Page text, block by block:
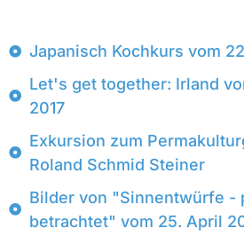
Japanisch Kochkurs vom
Let's get together: Irland
2017
Exkursion zum
Roland Schmid Steiner
Bilder von "Sinnentwürfe -
betrachtet" vom 25. April